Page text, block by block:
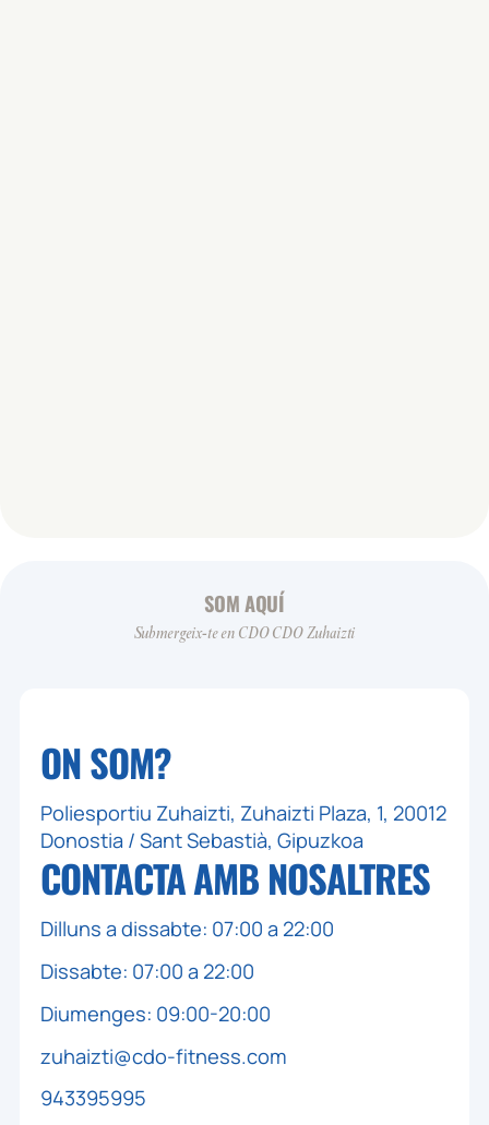
SOM AQUÍ
Submergeix-te en CDO CDO Zuhaizti
ON SOM?
Poliesportiu Zuhaizti, Zuhaizti Plaza, 1, 20012
Donostia / Sant Sebastià, Gipuzkoa
CONTACTA AMBNOSALTRES
Dilluns a dissabte: 07:00 a 22:00
Dissabte: 07:00 a 22:00
Diumenges: 09:00-20:00
zuhaizti@cdo-fitness.com
943395995